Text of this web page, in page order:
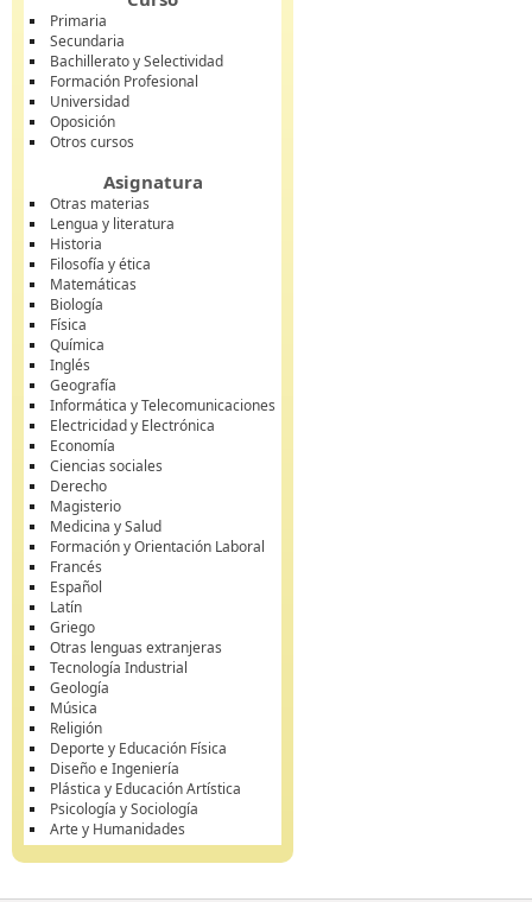
Primaria
Secundaria
Bachillerato y Selectividad
Formación Profesional
Universidad
Oposición
Otros cursos
Asignatura
Otras materias
Lengua y literatura
Historia
Filosofía y ética
Matemáticas
Biología
Física
Química
Inglés
Geografía
Informática y Telecomunicaciones
Electricidad y Electrónica
Economía
Ciencias sociales
Derecho
Magisterio
Medicina y Salud
Formación y Orientación Laboral
Francés
Español
Latín
Griego
Otras lenguas extranjeras
Tecnología Industrial
Geología
Música
Religión
Deporte y Educación Física
Diseño e Ingeniería
Plástica y Educación Artística
Psicología y Sociología
Arte y Humanidades